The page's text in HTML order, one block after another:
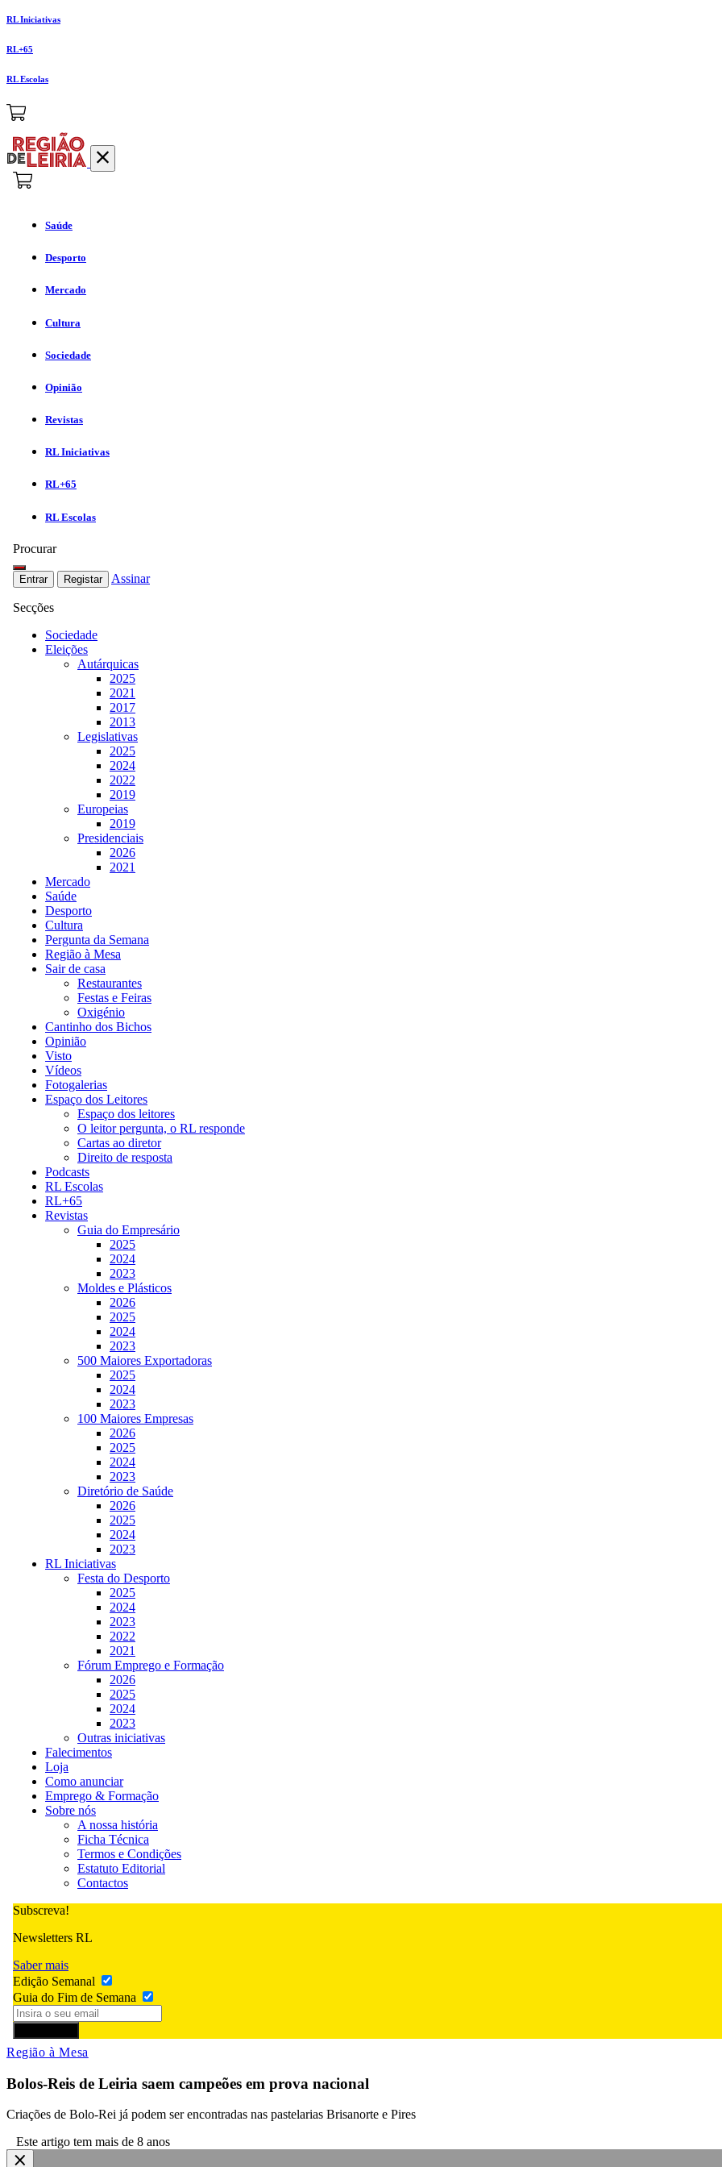
RL Iniciativas
RL+65
RL Escolas
Saúde
Desporto
Mercado
Cultura
Sociedade
Opinião
Revistas
RL Iniciativas
RL+65
RL Escolas
Procurar
Entrar Registar Assinar
Secções
Sociedade
Eleições
Autárquicas
2025
2021
2017
2013
Legislativas
2025
2024
2022
2019
Europeias
2019
Presidenciais
2026
2021
Mercado
Saúde
Desporto
Cultura
Pergunta da Semana
Região à Mesa
Sair de casa
Restaurantes
Festas e Feiras
Oxigénio
Cantinho dos Bichos
Opinião
Visto
Vídeos
Fotogalerias
Espaço dos Leitores
Espaço dos leitores
O leitor pergunta, o RL responde
Cartas ao diretor
Direito de resposta
Podcasts
RL Escolas
RL+65
Revistas
Guia do Empresário
2025
2024
2023
Moldes e Plásticos
2026
2025
2024
2023
500 Maiores Exportadoras
2025
2024
2023
100 Maiores Empresas
2026
2025
2024
2023
Diretório de Saúde
2026
2025
2024
2023
RL Iniciativas
Festa do Desporto
2025
2024
2023
2022
2021
Fórum Emprego e Formação
2026
2025
2024
2023
Outras iniciativas
Falecimentos
Loja
Como anunciar
Emprego & Formação
Sobre nós
A nossa história
Ficha Técnica
Termos e Condições
Estatuto Editorial
Contactos
Subscreva!
Newsletters RL
Saber mais
Edição Semanal
Guia do Fim de Semana
Região à Mesa
Bolos-Reis de Leiria saem campeões em prova nacional
Criações de Bolo-Rei já podem ser encontradas nas pastelarias Brisanorte e Pires
Este artigo tem mais de 8 anos